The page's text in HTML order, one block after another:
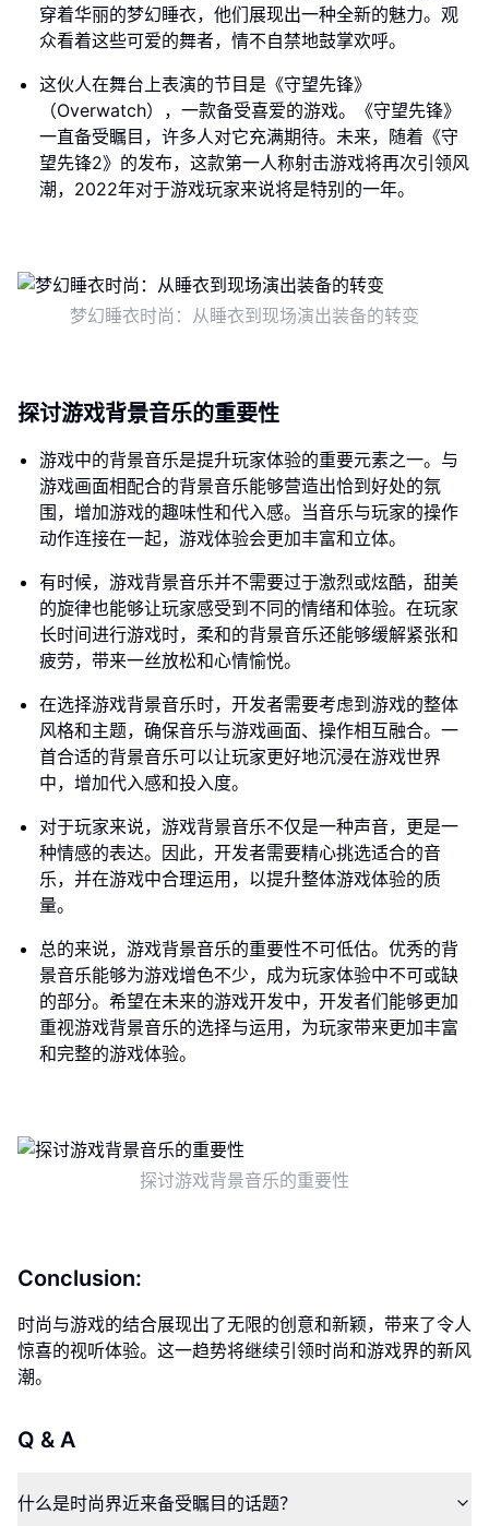
穿着华丽的梦幻睡衣，他们展现出一种全新的魅力。观
众看着这些可爱的舞者，情不自禁地鼓掌欢呼。
这伙人在舞台上表演的节目是《守望先锋》
（Overwatch），一款备受喜爱的游戏。《守望先锋》
一直备受瞩目，许多人对它充满期待。未来，随着《守
望先锋2》的发布，这款第一人称射击游戏将再次引领风
潮，2022年对于游戏玩家来说将是特别的一年。
梦幻睡衣时尚：从睡衣到现场演出装备的转变
探讨游戏背景音乐的重要性
游戏中的背景音乐是提升玩家体验的重要元素之一。与
游戏画面相配合的背景音乐能够营造出恰到好处的氛
围，增加游戏的趣味性和代入感。当音乐与玩家的操作
动作连接在一起，游戏体验会更加丰富和立体。
有时候，游戏背景音乐并不需要过于激烈或炫酷，甜美
的旋律也能够让玩家感受到不同的情绪和体验。在玩家
长时间进行游戏时，柔和的背景音乐还能够缓解紧张和
疲劳，带来一丝放松和心情愉悦。
在选择游戏背景音乐时，开发者需要考虑到游戏的整体
风格和主题，确保音乐与游戏画面、操作相互融合。一
首合适的背景音乐可以让玩家更好地沉浸在游戏世界
中，增加代入感和投入度。
对于玩家来说，游戏背景音乐不仅是一种声音，更是一
种情感的表达。因此，开发者需要精心挑选适合的音
乐，并在游戏中合理运用，以提升整体游戏体验的质
量。
总的来说，游戏背景音乐的重要性不可低估。优秀的背
景音乐能够为游戏增色不少，成为玩家体验中不可或缺
的部分。希望在未来的游戏开发中，开发者们能够更加
重视游戏背景音乐的选择与运用，为玩家带来更加丰富
和完整的游戏体验。
探讨游戏背景音乐的重要性
Conclusion:
时尚与游戏的结合展现出了无限的创意和新颖，带来了令人
惊喜的视听体验。这一趋势将继续引领时尚和游戏界的新风
潮。
Q & A
什么是时尚界近来备受瞩目的话题？